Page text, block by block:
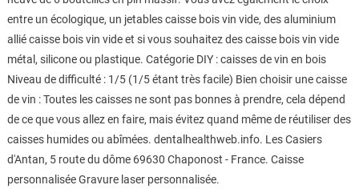
entre un écologique, un jetables caisse bois vin vide, des aluminium
allié caisse bois vin vide et si vous souhaitez des caisse bois vin vide
métal, silicone ou plastique. Catégorie DIY : caisses de vin en bois
Niveau de difficulté : 1/5 (1/5 étant très facile) Bien choisir une caisse
de vin : Toutes les caisses ne sont pas bonnes à prendre, cela dépend
de ce que vous allez en faire, mais évitez quand même de réutiliser des
caisses humides ou abîmées. dentalhealthweb.info. Les Casiers
d'Antan, 5 route du dôme 69630 Chaponost - France. Caisse
personnalisée Gravure laser personnalisée.